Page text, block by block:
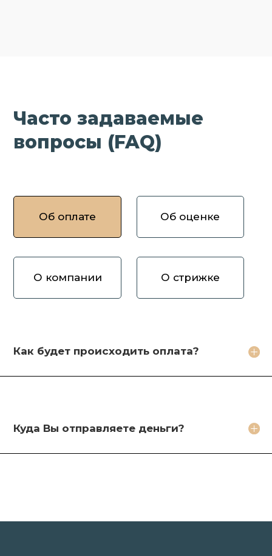
Часто задаваемые
вопросы (FAQ)
Об оплате Об оценке
О компании О стрижке
Как будет происходить оплата?
Куда Вы отправляете деньги?
Как вы оцениваете волосы?
Какое фото необходимо сделать?
Зачем продавать волосы Вам?
Какие бонусы я получу?
Кто будет стричь мои волосы?